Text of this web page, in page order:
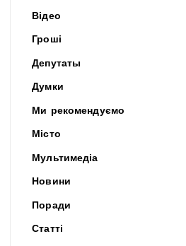
Відео
Гроші
Депутаты
Думки
Ми рекомендуємо
Місто
Мультимедіа
Новини
Поради
Статті